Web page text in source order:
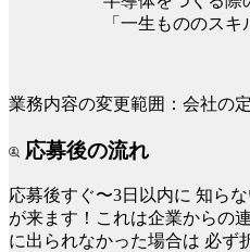
「一生もののスキ
業務内容の変更範囲：会社の
応募後の流れ
応募後すぐ〜3日以内に 知ら
が来ます！これは企業からの
に出られなかった場合は 必ず